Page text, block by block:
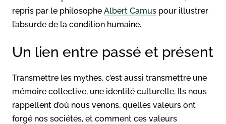
repris par le philosophe Albert Camus pour illustrer
l’absurde de la condition humaine.
Un lien entre passé et présent
Transmettre les mythes, c’est aussi transmettre une
mémoire collective, une identité culturelle. Ils nous
rappellent d’où nous venons, quelles valeurs ont
forgé nos sociétés, et comment ces valeurs